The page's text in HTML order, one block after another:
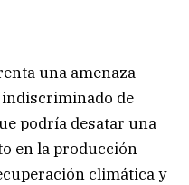
una amenaza
de
podría desatar una
en la producción
climática y